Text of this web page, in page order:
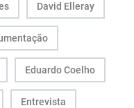
David Elleray
Eduardo Coelho
Entrevista